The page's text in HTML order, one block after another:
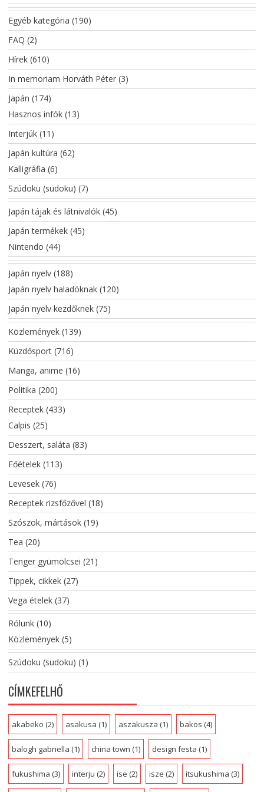
Egyéb kategória (190)
FAQ (2)
Hírek(610)
In memoriam Horváth Péter(3)
Japán (174)
Hasznos infók(13)
Interjúk(11)
Japán kultúra (62)
Kalligráfia (6)
Szúdoku (sudoku) (7)
Japán tájak és látnivalók(45)
Japán termékek(45)
Nintendo (44)
Japán nyelv(188)
Japán nyelv haladóknak(120)
Japán nyelv kezdőknek(75)
Közlemények(139)
Küzdősport(716)
Manga, anime (16)
Politika (200)
Receptek(433)
Calpis (25)
Desszert, saláta (83)
Főételek(113)
Levesek(76)
Receptek rizsfőzővel (18)
Szószok, mártások(19)
Tea (20)
Tenger gyümölcsei (21)
Tippek, cikkek(27)
Vega ételek(37)
Rólunk(10)
Közlemények(5)
Szúdoku (sudoku) (1)
CÍMKEFELHŐ
akabeko (2) asakusa (1) aszakusza (1) bakos (4)
balogh gabriella (1) china town (1) design festa (1)
fukushima (3) interju (2) ise (2) isze (2) itsukushima (3)